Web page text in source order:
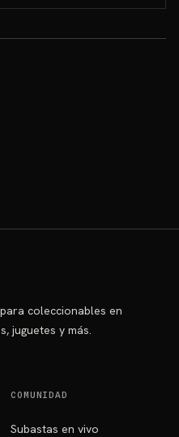
coleccionables en
juguetes y más.
COMUNIDAD
Subastas en vivo